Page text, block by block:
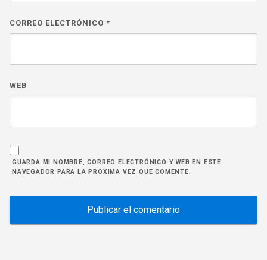
CORREO ELECTRÓNICO *
WEB
GUARDA MI NOMBRE, CORREO ELECTRÓNICO Y WEB EN ESTE
NAVEGADOR PARA LA PRÓXIMA VEZ QUE COMENTE.